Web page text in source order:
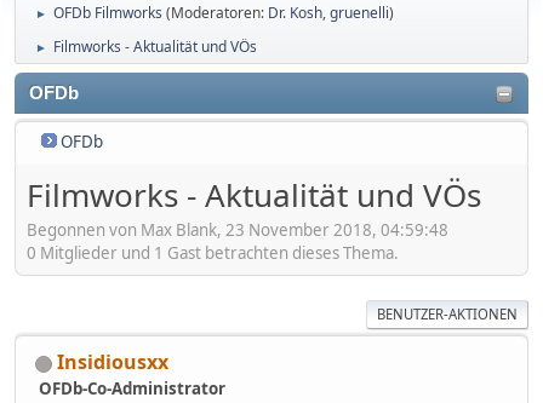
► OFDb Filmworks (Moderatoren: Dr. Kosh,gruenelli)
► Filmworks - Aktualität und VÖs
OFDb
OFDb
Filmworks - Aktualität und VÖs
Begonnen von Max Blank, 23 November 2018, 04:59:48
0 Mitglieder und 1 Gast betrachten dieses Thema.
BENUTZER-AKTIONEN
Insidiousxx
OFDb-Co-Administrator